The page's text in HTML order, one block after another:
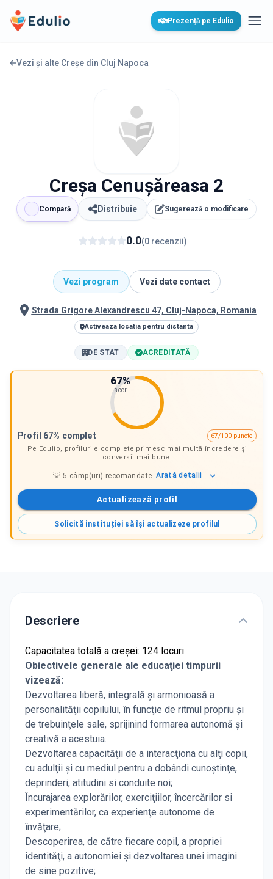
Edulio Prezență pe Edulio
Vezi și alte Creșe din Cluj Napoca
Creșa Cenușăreasa 2
Compară Distribuie Sugerează o modificare
0.0(0 recenzii)
Vezi program Vezi date contact
Strada Grigore Alexandrescu 47, Cluj-Napoca, Romania
Activeaza locatia pentru distanta
DE STAT ACREDITATĂ
67%
scor
Profil 67% complet
67/100 puncte
Pe Edulio, profilurile complete primesc mai multă încredere și
conversii mai bune.
💡5 câmp(uri) recomandate Arată detalii
Actualizează profil
Solicită instituției să își actualizeze profilul
Descriere
Capacitatea totală a creșei: 124 locuri
Obiectivele generale ale educaţiei timpurii
vizează:
Dezvoltarea liberă, integrală şi armonioasă a
personalităţii copilului, în funcţie de ritmul propriu şi
de trebuinţele sale, sprijinind formarea autonomă şi
creativă a acestuia.
Dezvoltarea capacităţii de a interacţiona cu alţi copii,
cu adulţii şi cu mediul pentru a dobândi cunoştinţe,
deprinderi, atitudini si conduite noi;
Încurajarea explorărilor, exerciţiilor, încercărilor si
experimentărilor, ca experienţe autonome de
învăţare;
Descoperirea, de către fiecare copil, a propriei
identităţi, a autonomiei şi dezvoltarea unei imagini
de sine pozitive;